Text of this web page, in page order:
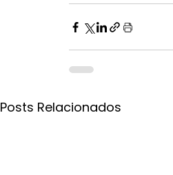
Posts Relacionados